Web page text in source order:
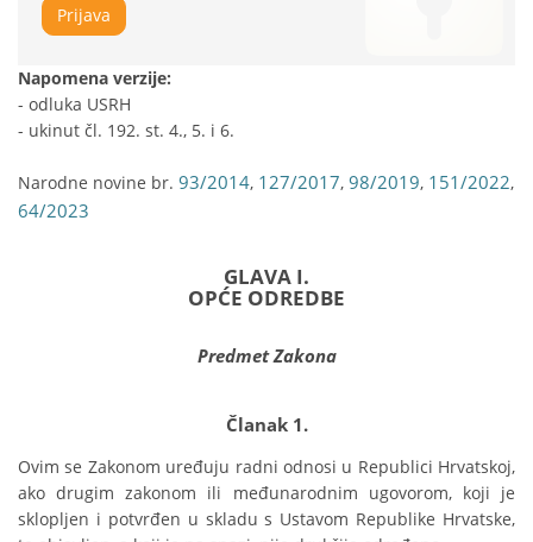
Prijava
Napomena verzije:
- odluka USRH
- ukinut čl. 192. st. 4., 5. i 6.
Narodne novine br. 93/2014, 127/2017, 98/2019, 151/2022,
64/2023
GLAVA I.
OPĆE ODREDBE
Predmet Zakona
Članak 1.
Ovim se Zakonom uređuju radni odnosi u Republici Hrvatskoj,
ako drugim zakonom ili međunarodnim ugovorom, koji je
sklopljen i potvrđen u skladu s Ustavom Republike Hrvatske,